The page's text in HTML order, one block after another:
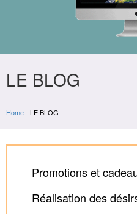
LE BLOG
Home LE BLOG
Promotions et
Réalisation des